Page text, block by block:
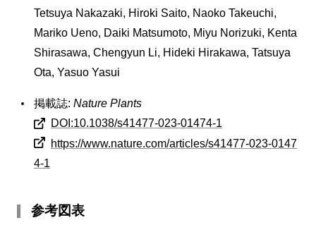
Tetsuya Nakazaki, Hiroki Saito, Naoko Takeuchi,
Mariko Ueno, Daiki Matsumoto, Miyu Norizuki, Kenta
Shirasawa, Chengyun Li, Hideki Hirakawa, Tatsuya
Ota, Yasuo Yasui
掲載誌: Nature Plants
DOI:10.1038/s41477-023-01474-1
https://www.nature.com/articles/s41477-023-0147
4-1
参考図表